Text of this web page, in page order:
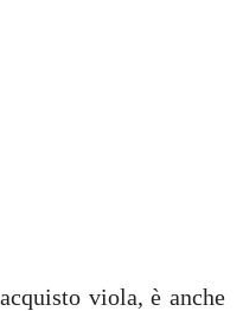
viola, è anche